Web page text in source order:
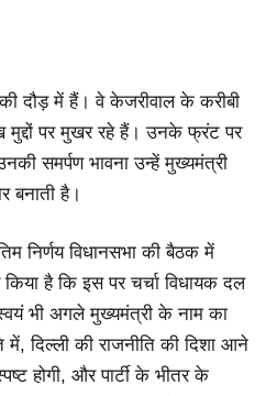
की दौड़ में हैं। वे केजरीवाल के करीबी
मुद्दों पर मुखर रहे हैं। उनके फ्रंट पर
समर्पण भावना उन्हें मुख्यमंत्री
बनाती है।
निर्णय विधानसभा की बैठक में
है कि इस पर चर्चा विधायक दल
भी अगले मुख्यमंत्री के नाम का
दिल्ली की राजनीति की दिशा आने
होगी, और पार्टी के भीतर के